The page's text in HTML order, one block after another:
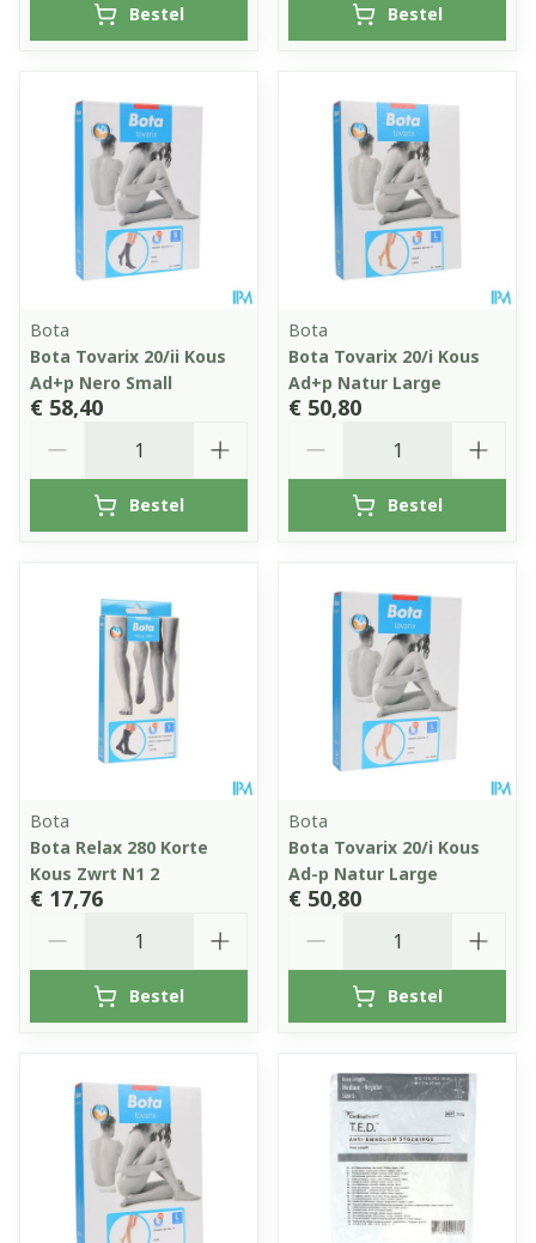
Bestel Bestel
Bota
Bota Tovarix 20/ii Kous
Ad+p Nero Small
€ 58,40
Bestel
Bota
Bota Tovarix 20/i Kous
Ad+p Natur Large
€ 50,80
Bestel
Bota
Bota Relax 280 Korte
Kous Zwrt N1 2
€ 17,76
Bestel
Bota
Bota Tovarix 20/i Kous
Ad-p Natur Large
€ 50,80
Bestel